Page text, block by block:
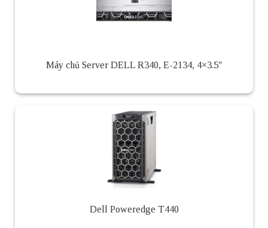
Máy chủ Server DELL R340, E-2134, 4×3.5″
Dell Poweredge T440